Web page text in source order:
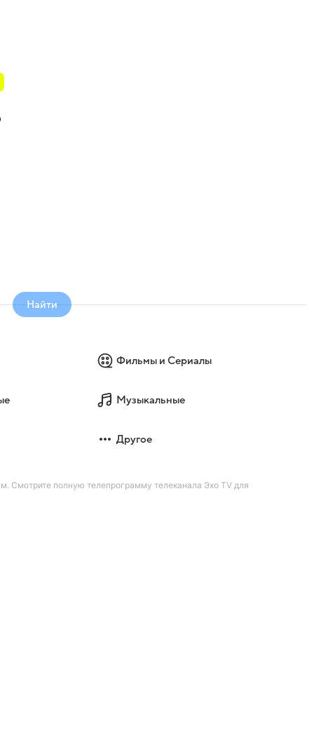
Найти
Фильмы и Сериалы
Музыкальные
Другое
Смотрите полную телепрограмму телеканала Эхо TV для